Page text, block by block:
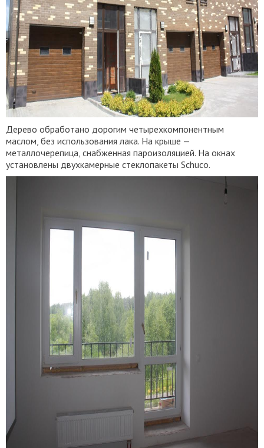
Дерево обработано дорогим четырехкомпонентным
маслом, без использования лака. На крыше —
металлочерепица, снабженная пароизоляцией. На окнах
установлены двухкамерные стеклопакеты Schuco.